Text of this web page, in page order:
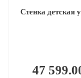
Стенка
47